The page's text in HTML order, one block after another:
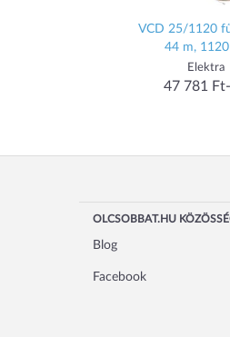
VCD 25/1120
44 m,
Elektra
47 781
OLCSOBBAT.HU
Blog
Facebook